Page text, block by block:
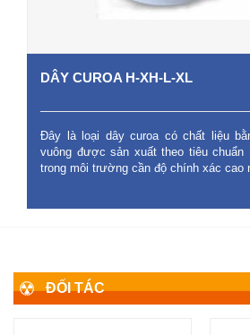
DÂY CUROA H-XH-L-XL
Đây là loại dây curoa có chất liệu
vuông được sản xuất theo tiêu
trong môi trường cần độ chính xác cao
ĐỐI TÁC